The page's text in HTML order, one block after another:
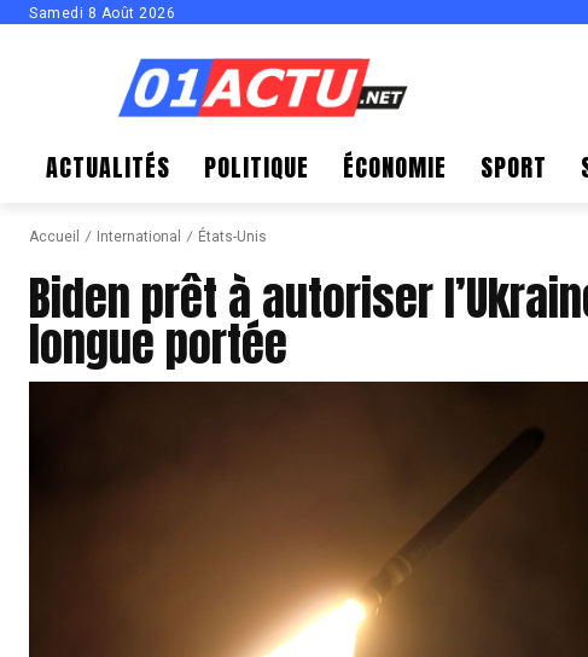
Samedi 8 Août 2026
ACTUALITÉS POLITIQUE ÉCONOMIE SPORT
Accueil International États-Unis
Biden prêt à autoriser
longue portée